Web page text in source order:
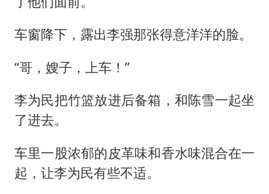
车窗降下，露出李强那张得意洋洋的脸。
“哥，嫂子，上车！”
李为民把竹篮放进后备箱，和陈雪一起坐
了进去。
车里一股浓郁的皮革味和香水味混合在一
起，让李为民有些不适。